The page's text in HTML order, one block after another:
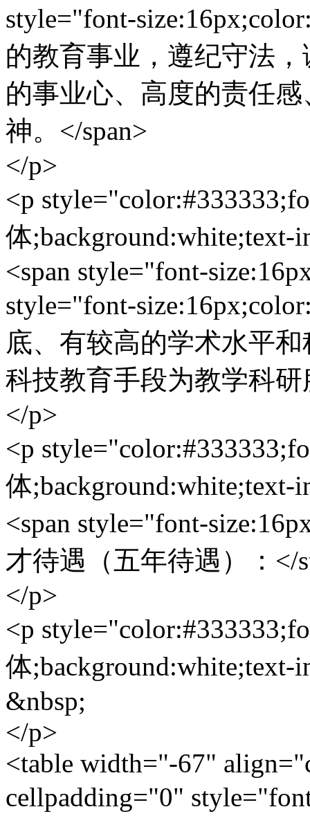
style="font-
的教育事业，遵纪守法
的事业心、高度的责任
神。</span>
</p>
<p
体;background:white;text-
<span style="font-
style="font-
底、有较高的学术水平
科技教育手段为教学科研
</p>
<p
体;background:white;text-
<span style="font-
才待遇（五年待遇）：</
</p>
<p
体;background:white;text-
&nbsp;
</p>
<table width="-67"
cellpadding="0"